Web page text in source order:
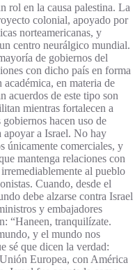
rol en la causa palestina. La
colonial, apoyado por
norteamericanas, y
centro neurálgico mundial.
de gobiernos del
con dicho país en forma
en materia de
acuerdos de este tipo son
mientras fortalecen a
hacen uso de
apoyar a Israel. No hay
únicamente comerciales, y
mantenga relaciones con
al pueblo
Cuando, desde el
debe alzarse contra Israel
y embajadores
“Haneen, tranquilízate.
y el mundo nos
sé que dicen la verdad:
Europea, con América